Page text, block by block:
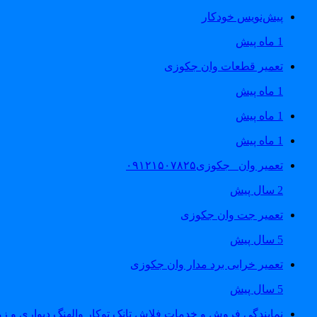
پیش‌نویس خودکار
1 ماه پیش
تعمیر قطعات وان جکوزی
1 ماه پیش
1 ماه پیش
1 ماه پیش
تعمیر وان _جکوزی۰۹۱۲۱۵۰۷۸۲۵
2 سال پیش
تعمیر جت وان جکوزی
5 سال پیش
تعمیر خرابی برد مدار وان جکوزی
5 سال پیش
نمایندگی فروش و خدمات فلاش تانک توکار والهنگ دیواری و زمینی